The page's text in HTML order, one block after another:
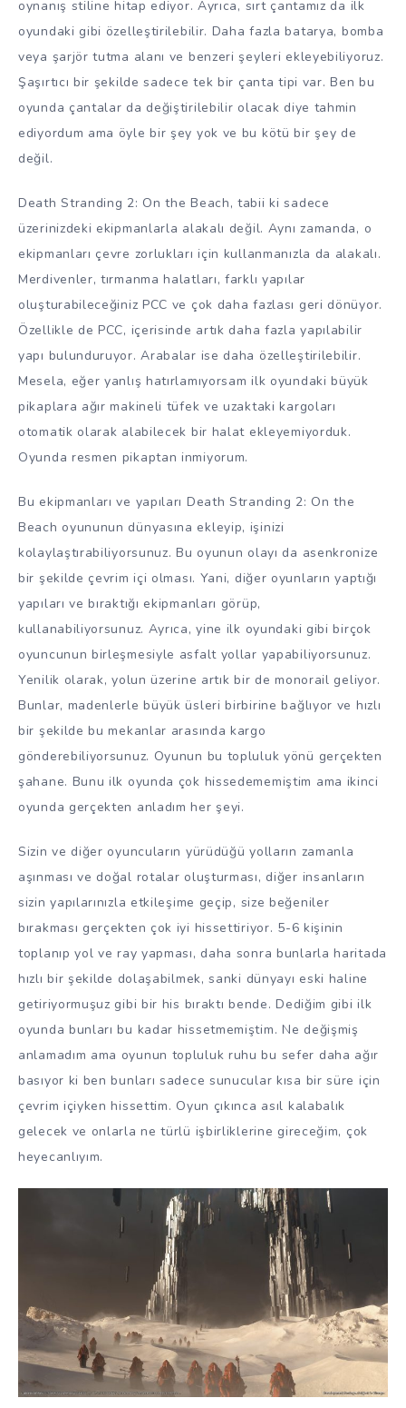
oynanış stiline hitap ediyor. Ayrıca, sırt çantamız da ilk
oyundaki gibi özelleştirilebilir. Daha fazla batarya, bomba
veya şarjör tutma alanı ve benzeri şeyleri ekleyebiliyoruz.
Şaşırtıcı bir şekilde sadece tek bir çanta tipi var. Ben bu
oyunda çantalar da değiştirilebilir olacak diye tahmin
ediyordum ama öyle bir şey yok ve bu kötü bir şey de
değil.
Death Stranding 2: On the Beach, tabii ki sadece
üzerinizdeki ekipmanlarla alakalı değil. Aynı zamanda, o
ekipmanları çevre zorlukları için kullanmanızla da alakalı.
Merdivenler, tırmanma halatları, farklı yapılar
oluşturabileceğiniz PCC ve çok daha fazlası geri dönüyor.
Özellikle de PCC, içerisinde artık daha fazla yapılabilir
yapı bulunduruyor. Arabalar ise daha özelleştirilebilir.
Mesela, eğer yanlış hatırlamıyorsam ilk oyundaki büyük
pikaplara ağır makineli tüfek ve uzaktaki kargoları
otomatik olarak alabilecek bir halat ekleyemiyorduk.
Oyunda resmen pikaptan inmiyorum.
Bu ekipmanları ve yapıları Death Stranding 2: On the
Beach oyununun dünyasına ekleyip, işinizi
kolaylaştırabiliyorsunuz. Bu oyunun olayı da asenkronize
bir şekilde çevrim içi olması. Yani, diğer oyunların yaptığı
yapıları ve bıraktığı ekipmanları görüp,
kullanabiliyorsunuz. Ayrıca, yine ilk oyundaki gibi birçok
oyuncunun birleşmesiyle asfalt yollar yapabiliyorsunuz.
Yenilik olarak, yolun üzerine artık bir de monorail geliyor.
Bunlar, madenlerle büyük üsleri birbirine bağlıyor ve hızlı
bir şekilde bu mekanlar arasında kargo
gönderebiliyorsunuz. Oyunun bu topluluk yönü gerçekten
şahane. Bunu ilk oyunda çok hissedememiştim ama ikinci
oyunda gerçekten anladım her şeyi.
Sizin ve diğer oyuncuların yürüdüğü yolların zamanla
aşınması ve doğal rotalar oluşturması, diğer insanların
sizin yapılarınızla etkileşime geçip, size beğeniler
bırakması gerçekten çok iyi hissettiriyor. 5-6 kişinin
toplanıp yol ve ray yapması, daha sonra bunlarla haritada
hızlı bir şekilde dolaşabilmek, sanki dünyayı eski haline
getiriyormuşuz gibi bir his bıraktı bende. Dediğim gibi ilk
oyunda bunları bu kadar hissetmemiştim. Ne değişmiş
anlamadım ama oyunun topluluk ruhu bu sefer daha ağır
basıyor ki ben bunları sadece sunucular kısa bir süre için
çevrim içiyken hissettim. Oyun çıkınca asıl kalabalık
gelecek ve onlarla ne türlü işbirliklerine gireceğim, çok
heyecanlıyım.